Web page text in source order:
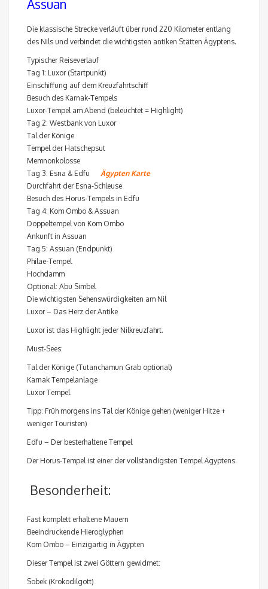
Assuan
Die klassische Strecke verläuft über rund 220 Kilometer entlang
des Nils und verbindet die wichtigsten antiken Stätten Ägyptens.
Typischer Reiseverlauf
Tag 1: Luxor (Startpunkt)
Einschiffung auf dem Kreuzfahrtschiff
Besuch des Karnak-Tempels
Luxor-Tempel am Abend (beleuchtet = Highlight)
Tag 2: Westbank von Luxor
Tal der Könige
Tempel der Hatschepsut
Memnonkolosse
Tag 3: Esna & Edfu Ägypten Karte
Durchfahrt der Esna-Schleuse
Besuch des Horus-Tempels in Edfu
Tag 4: Kom Ombo & Assuan
Doppeltempel von Kom Ombo
Ankunft in Assuan
Tag 5: Assuan (Endpunkt)
Philae-Tempel
Hochdamm
Optional: Abu Simbel
Die wichtigsten Sehenswürdigkeiten am Nil
Luxor – Das Herz der Antike
Luxor ist das Highlight jeder Nilkreuzfahrt.
Must-Sees:
Tal der Könige (Tutanchamun Grab optional)
Karnak Tempelanlage
Luxor Tempel
Tipp: Früh morgens ins Tal der Könige gehen (weniger Hitze +
weniger Touristen)
Edfu – Der besterhaltene Tempel
Der Horus-Tempel ist einer der vollständigsten Tempel Ägyptens.
Besonderheit:
Fast komplett erhaltene Mauern
Beeindruckende Hieroglyphen
Kom Ombo – Einzigartig in Ägypten
Dieser Tempel ist zwei Göttern gewidmet:
Sobek (Krokodilgott)